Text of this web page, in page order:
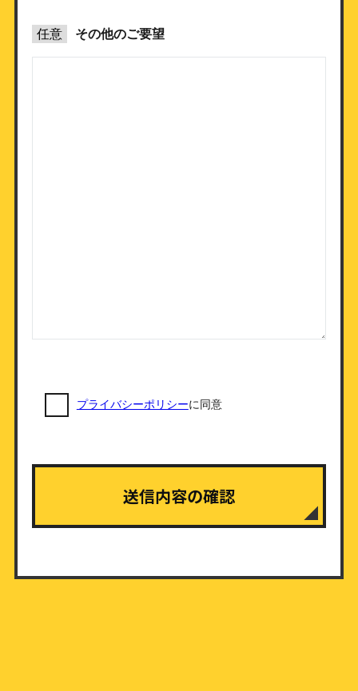
任意 その他のご要望
プライバシーポリシーに同意